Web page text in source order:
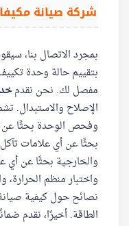
شركة صيانة
بمجرد الاتصال بنا،
بتقييم حالة وحدة
مفصل لك. نحن نقدم
الإصلاح والاستبدال.
وفحص الوحدة بحثًا عن
بحثًا عن أي علامات
والخارجية بحثًا عن أي
واختبار منظم الحرارة،
نصائح حول كيفية
الطاقة. أخيرًا، نقدم